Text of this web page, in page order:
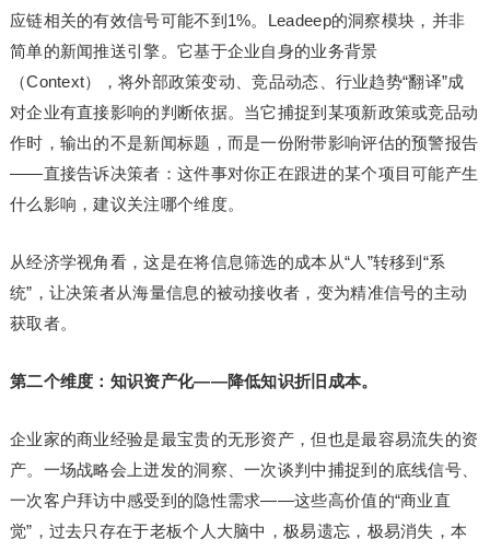
应链相关的有效信号可能不到1%。Leadeep的洞察模块，并非
简单的新闻推送引擎。它基于企业自身的业务背景
（Context），将外部政策变动、竞品动态、行业趋势“翻译”成
对企业有直接影响的判断依据。当它捕捉到某项新政策或竞品动
作时，输出的不是新闻标题，而是一份附带影响评估的预警报告
——直接告诉决策者：这件事对你正在跟进的某个项目可能产生
什么影响，建议关注哪个维度。
从经济学视角看，这是在将信息筛选的成本从“人”转移到“系
统”，让决策者从海量信息的被动接收者，变为精准信号的主动
获取者。
第二个维度：知识资产化——降低知识折旧成本。
企业家的商业经验是最宝贵的无形资产，但也是最容易流失的资
产。一场战略会上迸发的洞察、一次谈判中捕捉到的底线信号、
一次客户拜访中感受到的隐性需求——这些高价值的“商业直
觉”，过去只存在于老板个人大脑中，极易遗忘，极易消失，本